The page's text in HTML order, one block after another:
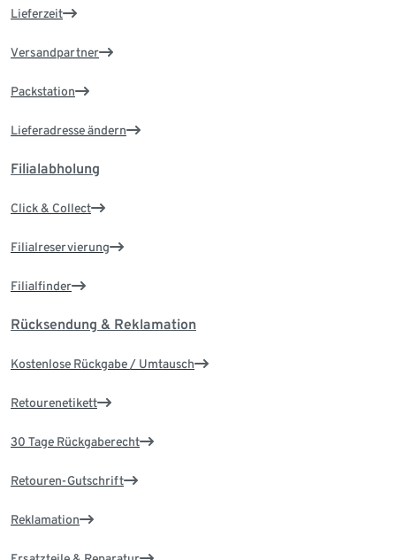
Lieferzeit
Versandpartner
Packstation
Lieferadresse ändern
Filialabholung
Click & Collect
Filialreservierung
Filialfinder
Rücksendung & Reklamation
Kostenlose Rückgabe / Umtausch
Retourenetikett
30 Tage Rückgaberecht
Retouren-Gutschrift
Reklamation